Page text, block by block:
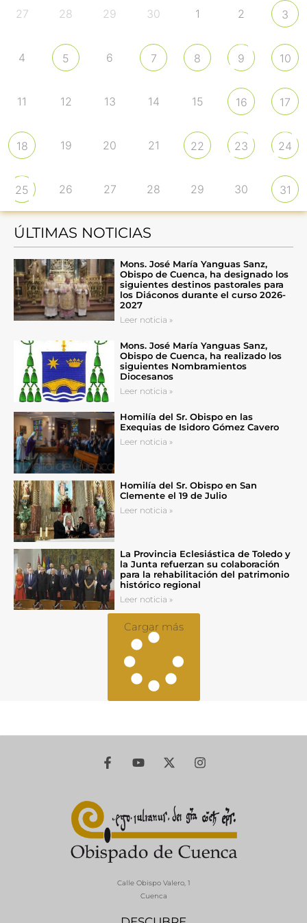
27 28 29 30 1 2 3
4 5 6 7 8 9 10
11 12 13 14 15 16 17
18 19 20 21 22 23 24
25 26 27 28 29 30 31
ÚLTIMAS NOTICIAS
Mons. José María Yanguas Sanz,
Obispo de Cuenca, ha designado los
siguientes destinos pastorales para
los Diáconos durante el curso 2026-
2027
Leer noticia »
Mons. José María Yanguas Sanz,
Obispo de Cuenca, ha realizado los
siguientes Nombramientos
Diocesanos
Leer noticia »
Homilía del Sr. Obispo en las
Exequias de Isidoro Gómez Cavero
Leer noticia »
Homilía del Sr. Obispo en San
Clemente el 19 de Julio
Leer noticia »
La Provincia Eclesiástica de Toledo y
la Junta refuerzan su colaboración
para la rehabilitación del patrimonio
histórico regional
Leer noticia »
Cargar más
Calle Obispo Valero, 1
Cuenca